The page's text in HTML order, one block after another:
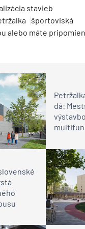
stavieb
športoviská
alebo máte
dá: